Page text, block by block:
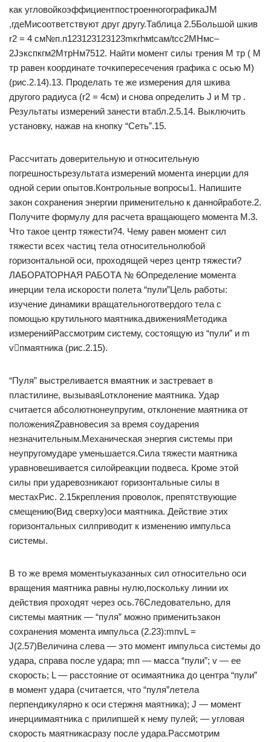
как угловойкоэффициентпостроенногографикаJM
,гдеМисоответствуют друг другу.Таблица 2.5Большой шкив
r2 = 4 см№п.п123123123123mкгhмtcам/tcс2МНмс–
2Jэкспкгм2МтрНм7512. Найти момент силы трения М тр ( М
тр равен координате точкипересечения графика с осью М)
(рис.2.14).13. Проделать те же измерения для шкива
другого радиуса (r2 = 4см) и снова определить J и М тр .
Результаты измерений занести втабл.2.5.14. Выключить
установку, нажав на кнопку “Сеть”.15.
Рассчитать доверительную и относительную
погрешностьрезультата измерений момента инерции для
одной серии опытов.Контрольные вопросы1. Напишите
закон сохранения энергии применительно к даннойработе.2.
Получите формулу для расчета вращающего момента М.3.
Что такое центр тяжести?4. Чему равен момент сил
тяжести всех частиц тела относительнолюбой
горизонтальной оси, проходящей через центр тяжести?
ЛАБОРАТОРНАЯ РАБОТА № 6Определение момента
инерции тела искорости полета “пули”Цель работы:
изучение динамики вращательноготвердого тела с
помощью крутильного маятника.движенияМетодика
измеренийРассмотрим систему, состоящую из “пули” и m
vпмаятника (рис.2.15).
“Пуля” выстреливается вмаятник и застревает в
пластилине, вызываяLотклонение маятника. Удар
считается абсолютнонеупругим, отклонение маятника от
положенияZравновесия за время соударения
незначительным.Механическая энергия системы при
неупругомударе уменьшается.Сила тяжести маятника
уравновешивается силойреакции подвеса. Кроме этой
силы при ударевозникают горизонтальные силы в
местахРис. 2.15крепления проволок, препятствующие
смещению(Вид сверху)оси маятника. Действие этих
горизонтальных силприводит к изменению импульса
системы.
В то же время моментыуказанных сил относительно оси
вращения маятника равны нулю,поскольку линии их
действия проходят через ось.76Следовательно, для
системы маятник — “пуля” можно применитьзакон
сохранения момента импульса (2.23):mпvL =
J(2.57)Величина слева — это момент импульса системы до
удара, справа после удара; mп — масса “пули”; v — ее
скорость; L — расстояние от осимаятника до центра “пули”
в момент удара (считается, что “пуля”летела
перпендикулярно к оси стержня маятника); J — момент
инерциимаятника с прилипшей к нему пулей; — угловая
скорость маятникасразу после удара.Рассмотрим